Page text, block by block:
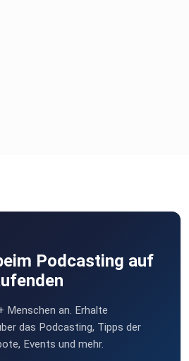
Podcasting auf
Menschen an. Erhalte
das Podcasting, Tipps der
Events und mehr.